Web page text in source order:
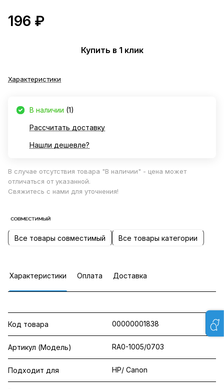
196 ₽
Купить в 1 клик
Характеристики
В наличии (1)
Рассчитать доставку
Нашли дешевле?
В случае отсутствия товара "В наличии" - цена может
отличаться от указанной.
Свяжитесь с нами для уточнения!
Все товары совместимый Все товары категории
Характеристики Оплата Доставка
Код товара 00000001838
Артикул (Модель) RA0-1005/0703
Подходит для HP/ Canon